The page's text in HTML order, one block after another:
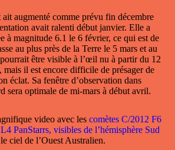
augmenté comme prévu fin décembre
avait ralenti début janvier. Elle a
à magnitude 6.1 le 6 février, ce qui est de
au plus près de la Terre le 5 mars et au
être visible à l’œil nu à partir du 12
mais il est encore difficile de présager de
éclat. Sa fenêtre d’observation dans
sera optimale de mi-mars à début avril.
video avec les comètes C/2012 F6
PanStarrs, visibles de l’hémisphère Sud
ciel de l’Ouest Australien.